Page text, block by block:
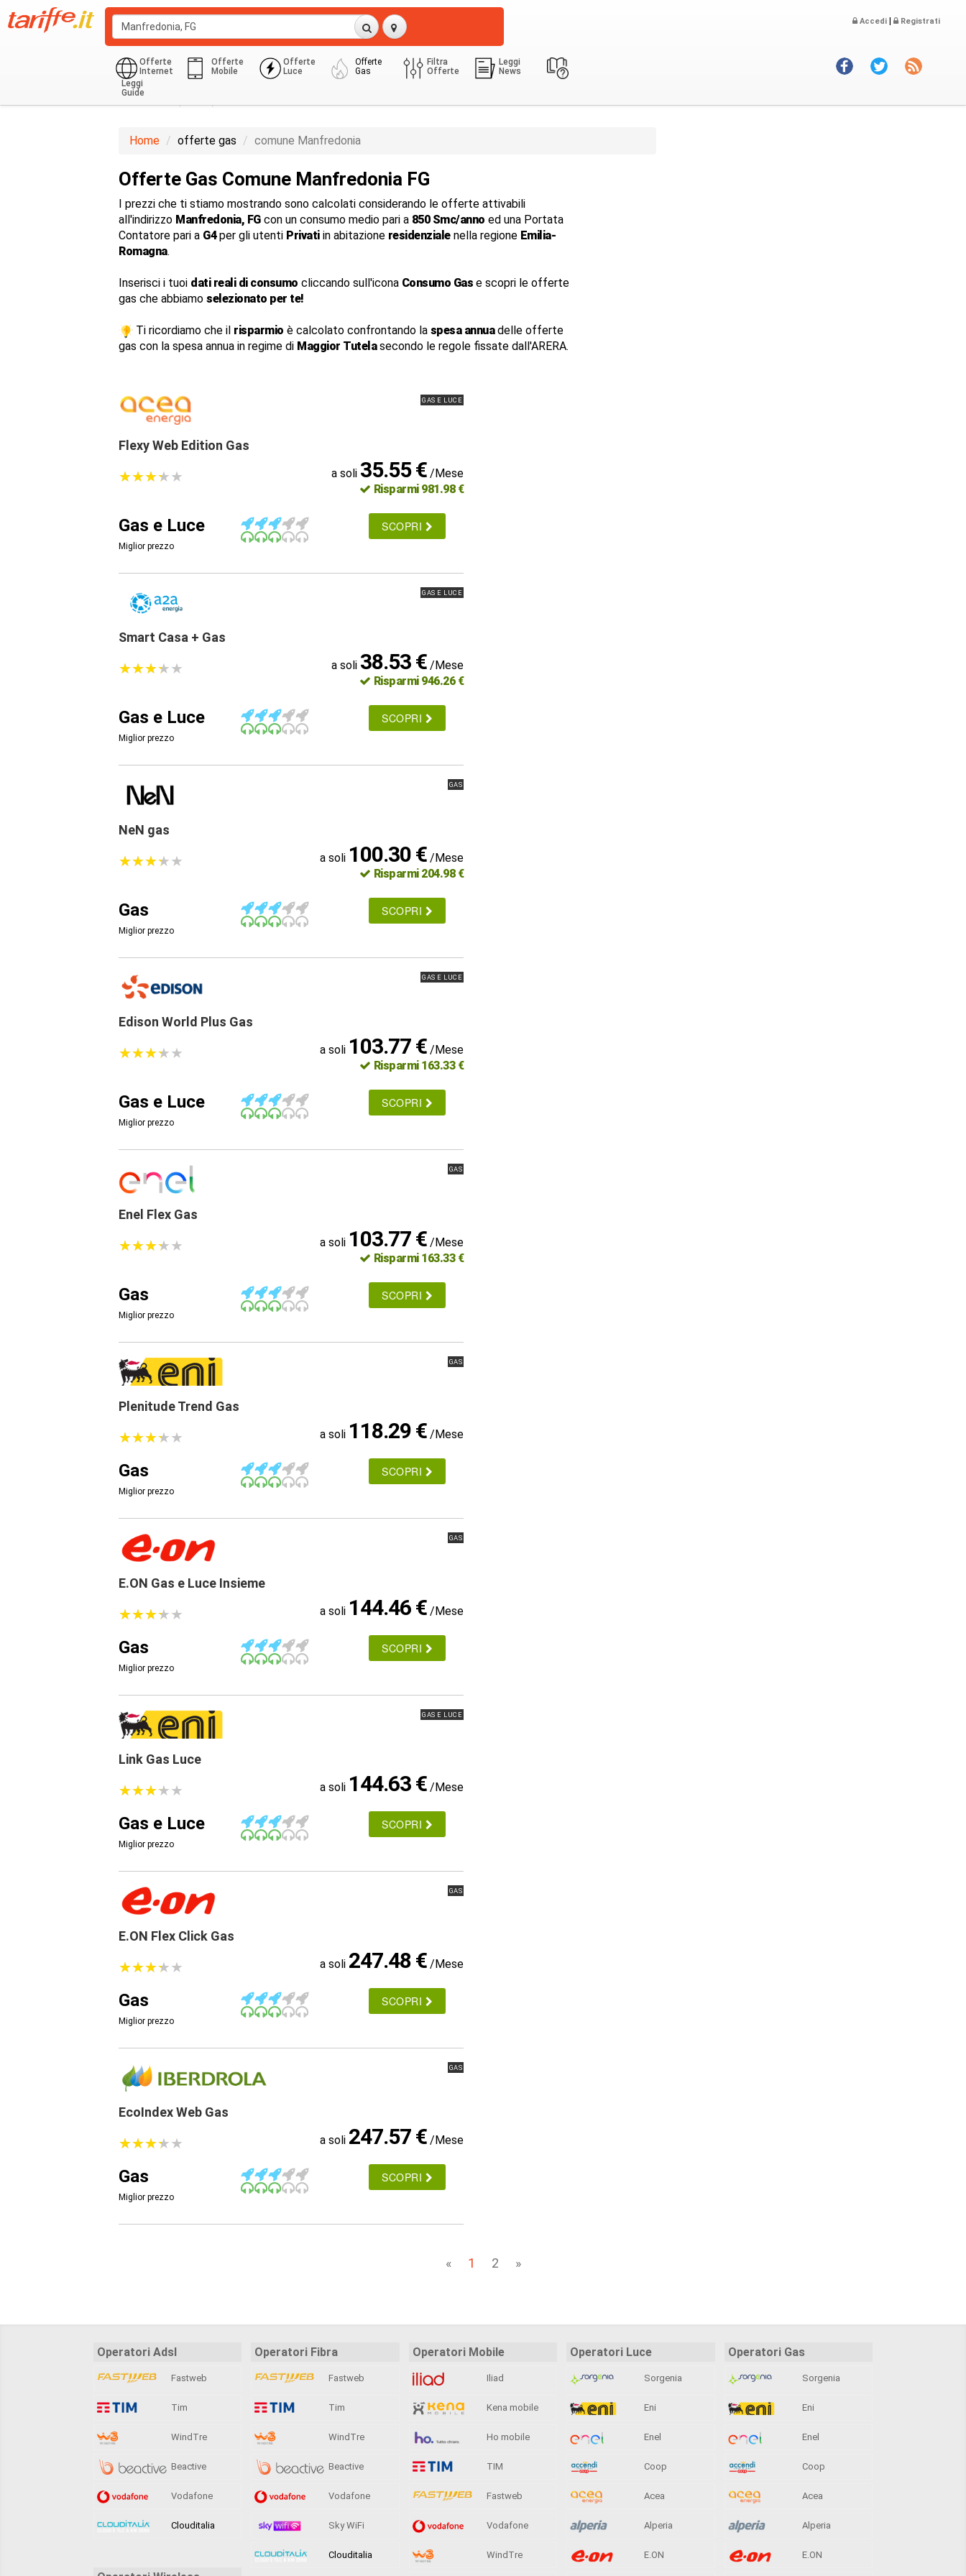
Accedi | Registrati
Offerte
Internet
Offerte
Mobile
Offerte
Luce
Offerte
Gas
Filtra
Offerte
Leggi
News
Leggi
Guide
Domestico (G1-G6)
Home offerte gas comune Manfredonia
Offerte Gas Comune Manfredonia FG
I prezzi che ti stiamo mostrando sono calcolati considerando le offerte attivabili
all'indirizzo Manfredonia, FGcon un consumo medio pari a 850 Smc/anno ed una Portata
Contatore pari a G4per gli utenti Privatiin abitazione residenzialenella regione Emilia-
Romagna.
Inserisci i tuoi dati reali di consumo cliccando sull'icona Consumo Gas e scopri le offerte
gas che abbiamo selezionato per te!
Ti ricordiamo che il risparmio è calcolato confrontando la spesa annuadelle offerte
gas con la spesa annua in regime di Maggior Tutelasecondo le regole fissate dall'ARERA.
GAS E LUCE
Flexy Web Edition Gas
★★★★★
★★★★★ a soli 35.55 € /Mese
Risparmi 981.98 €
Gas e Luce
Miglior prezzo
SCOPRI
GAS E LUCE
Smart Casa + Gas
★★★★★
★★★★★ a soli 38.53 € /Mese
Risparmi 946.26 €
Gas e Luce
Miglior prezzo
SCOPRI
GAS
NeN gas
★★★★★
★★★★★ a soli 100.30 € /Mese
Risparmi 204.98 €
Gas
Miglior prezzo
SCOPRI
GAS E LUCE
Edison World Plus Gas
★★★★★
★★★★★ a soli 103.77 € /Mese
Risparmi 163.33 €
Gas e Luce
Miglior prezzo
SCOPRI
GAS
Enel Flex Gas
★★★★★
★★★★★ a soli 103.77 € /Mese
Risparmi 163.33 €
Gas
Miglior prezzo
SCOPRI
GAS
Plenitude Trend Gas
★★★★★
★★★★★ a soli 118.29 € /Mese
Gas
Miglior prezzo
SCOPRI
GAS
E.ON Gas e Luce Insieme
★★★★★
★★★★★ a soli 144.46 € /Mese
Gas
Miglior prezzo
SCOPRI
GAS E LUCE
Link Gas Luce
★★★★★
★★★★★ a soli 144.63 € /Mese
Gas e Luce
Miglior prezzo
SCOPRI
GAS
E.ON Flex Click Gas
★★★★★
★★★★★ a soli 247.48 € /Mese
Gas
Miglior prezzo
SCOPRI
GAS
EcoIndex Web Gas
★★★★★
★★★★★ a soli 247.57 € /Mese
Gas
Miglior prezzo
SCOPRI
« 1 2 »
Operatori Adsl
Fastweb
Tim
WindTre
Beactive
Vodafone
Clouditalia
Operatori Fibra
Fastweb
Tim
WindTre
Beactive
Vodafone
Sky WiFi
Clouditalia
Operatori Mobile
Iliad
Kena mobile
Ho mobile
TIM
Fastweb
Vodafone
WindTre
Operatori Luce
Sorgenia
Eni
Enel
Coop
Acea
Alperia
E.ON
Operatori Gas
Sorgenia
Eni
Enel
Coop
Acea
Alperia
E.ON